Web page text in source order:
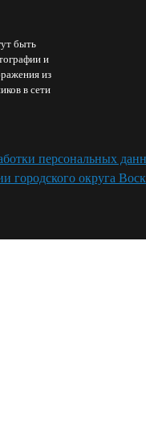
быть
и
из
в сети
персональных
городского округа